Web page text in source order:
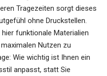
Tragezeiten sorgt dieses
ohne Druckstellen.
funktionale Materialien
Nutzen zu
Wie wichtig ist Ihnen ein
anpasst, statt Sie